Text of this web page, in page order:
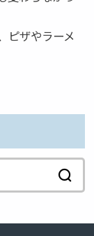
ピザやラーメ